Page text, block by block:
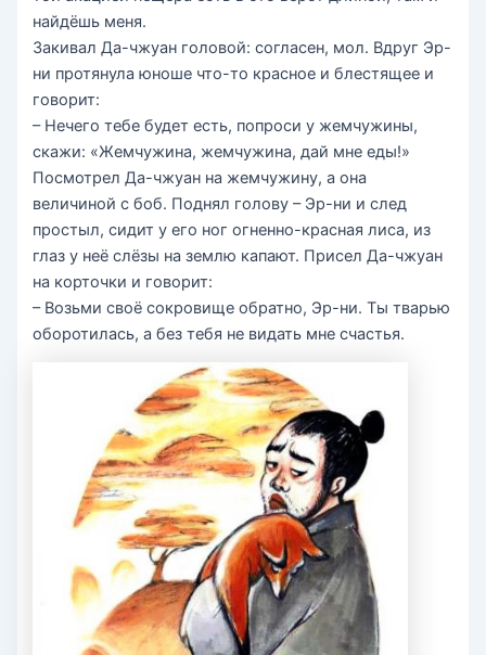
найдёшь меня.
Закивал Да-чжуан головой: согласен, мол. Вдруг Эр-
ни протянула юноше что-то красное и блестящее и
говорит:
– Нечего тебе будет есть, попроси у жемчужины,
скажи: «Жемчужина, жемчужина, дай мне еды!»
Посмотрел Да-чжуан на жемчужину, а она
величиной с боб. Поднял голову – Эр-ни и след
простыл, сидит у его ног огненно-красная лиса, из
глаз у неё слёзы на землю капают. Присел Да-чжуан
на корточки и говорит:
– Возьми своё сокровище обратно, Эр-ни. Ты тварью
оборотилась, а без тебя не видать мне счастья.